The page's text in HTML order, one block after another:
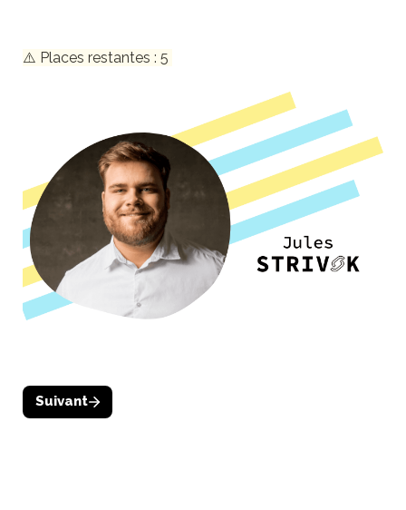
⚠️ Places restantes : 5
Suivant